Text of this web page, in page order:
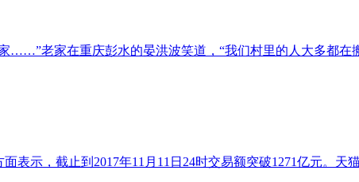
……”老家在重庆彭水的晏洪波笑道，“我们村里的人大多都在
示，截止到2017年11月11日24时交易额突破1271亿元。天